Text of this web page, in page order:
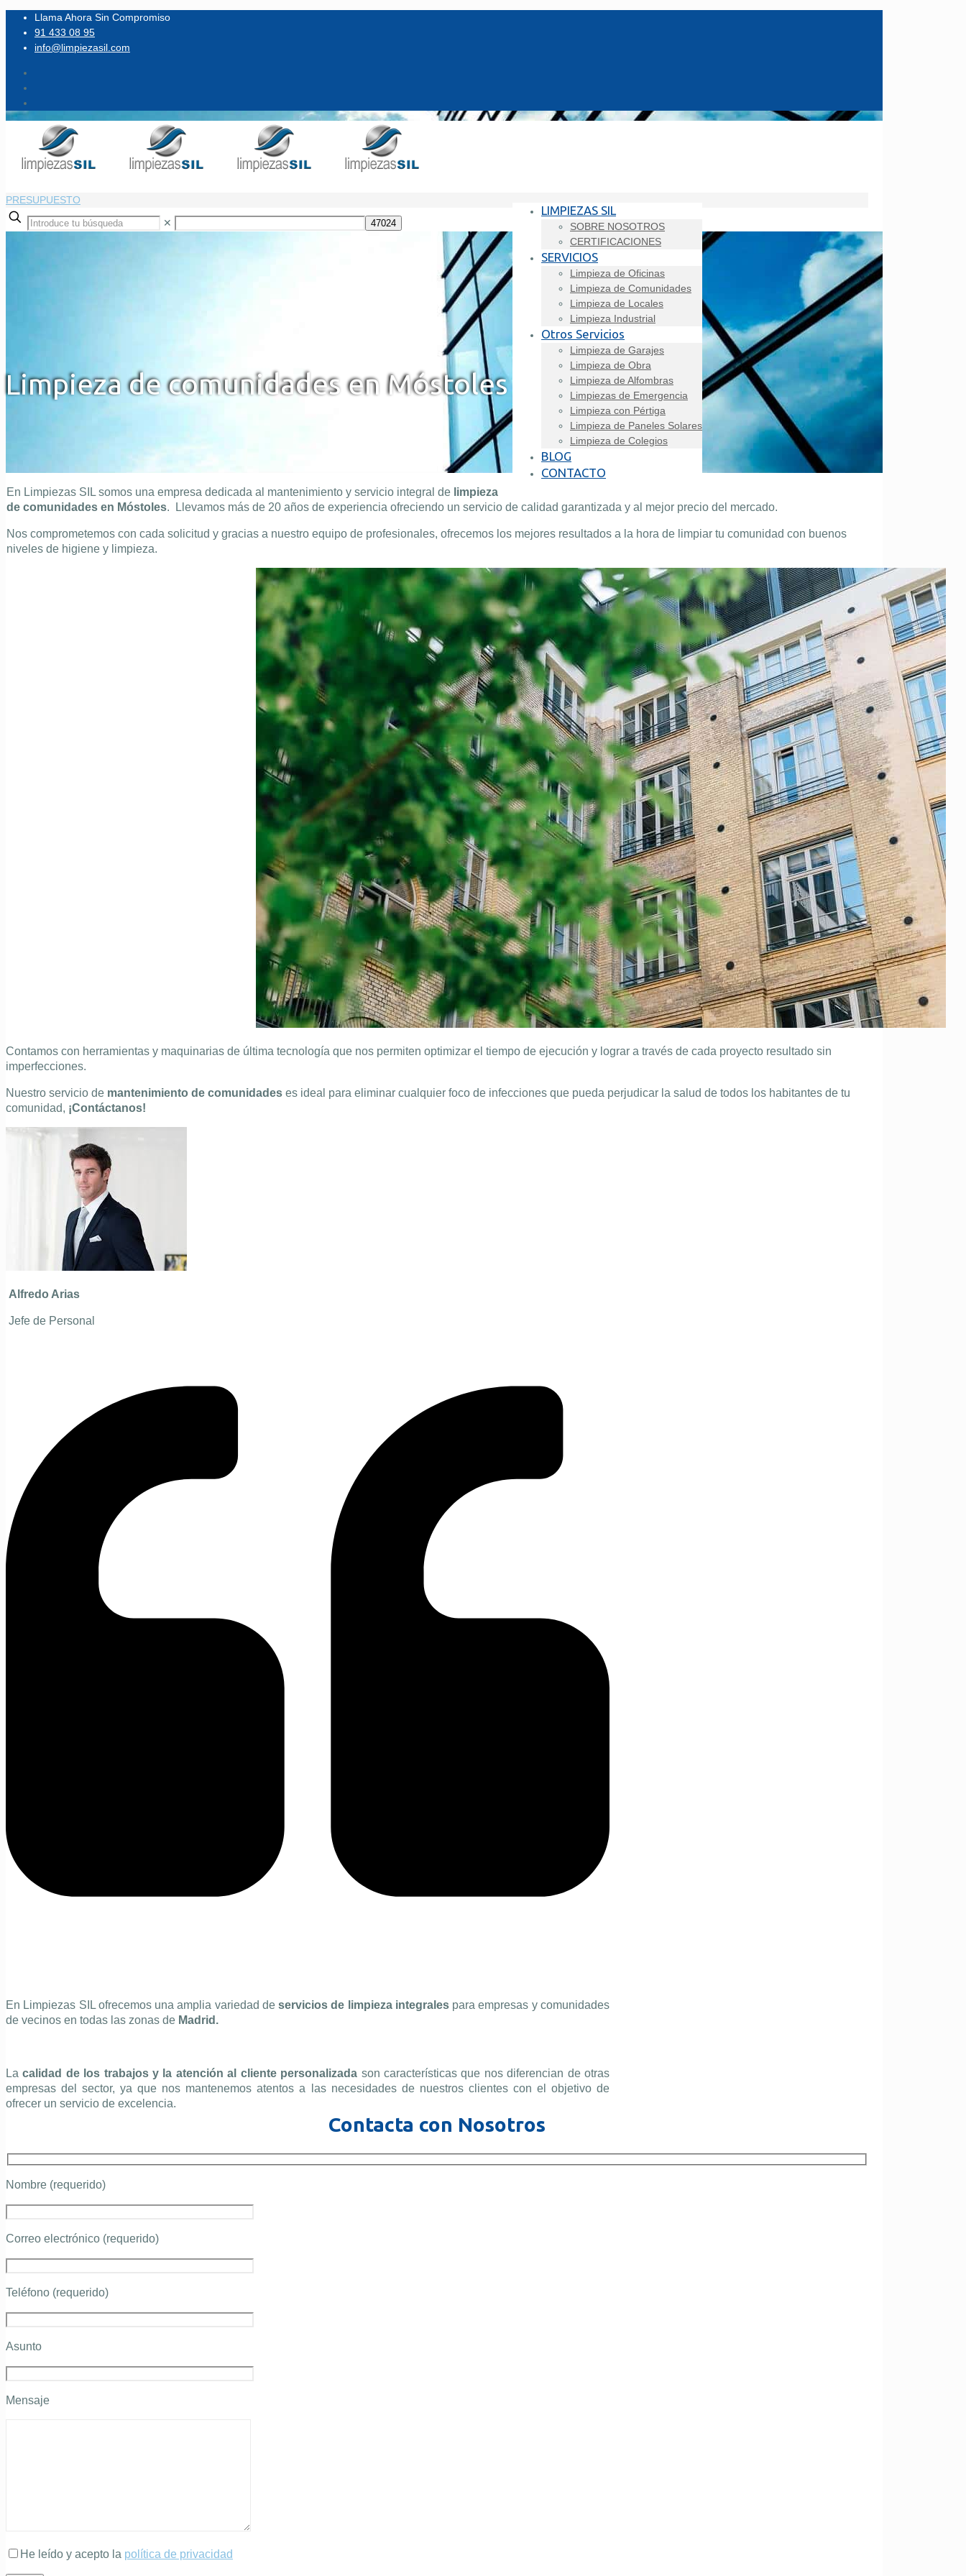
Llama Ahora Sin Compromiso
91 433 08 95
info@limpiezasil.com
LIMPIEZAS SIL
SOBRE NOSOTROS
CERTIFICACIONES
SERVICIOS
Limpieza de Oficinas
Limpieza de Comunidades
Limpieza de Locales
Limpieza Industrial
Otros Servicios
Limpieza de Garajes
Limpieza de Obra
Limpieza de Alfombras
Limpiezas de Emergencia
Limpieza con Pértiga
Limpieza de Paneles Solares
Limpieza de Colegios
BLOG
CONTACTO
PRESUPUESTO
✕
Limpieza de comunidades en Móstoles
En Limpiezas SIL somos una empresa dedicada al mantenimiento y servicio integral de limpieza
de comunidades en Móstoles. Llevamos más de 20 años de experiencia ofreciendo un servicio de calidad garantizada y al mejor precio del mercado.
Nos comprometemos con cada solicitud y gracias a nuestro equipo de profesionales, ofrecemos los mejores resultados a la hora de limpiar tu comunidad con buenos
niveles de higiene y limpieza.
Contamos con herramientas y maquinarias de última tecnología que nos permiten optimizar el tiempo de ejecución y lograr a través de cada proyecto resultado sin
imperfecciones.
Nuestro servicio de mantenimiento de comunidades es ideal para eliminar cualquier foco de infecciones que pueda perjudicar la salud de todos los habitantes de tu
comunidad, ¡Contáctanos!
Alfredo Arias
Jefe de Personal
En Limpiezas SIL ofrecemos una amplia variedad deservicios de limpieza integralespara empresas y comunidades
de vecinos en todas las zonas de Madrid.
Lacalidad de los trabajos y la atención al cliente personalizada son características que nos diferencian de otras
empresas del sector, ya que nos mantenemos atentos a las necesidades de nuestros clientes con el objetivo de
ofrecer un servicio de excelencia.
Contacta con Nosotros
Nombre (requerido)
Correo electrónico (requerido)
Teléfono (requerido)
Asunto
Mensaje
He leído y acepto la política de privacidad